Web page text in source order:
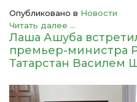
Опубликовано в Новости
Читать далее ...
Лаша Ашуба
премьер-министра
Татарстан Василем